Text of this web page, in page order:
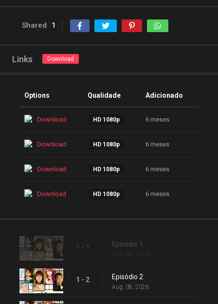
Shared 1
Links Download
Options Qualidade Adicionado
Download HD 1080p 6 meses
Download HD 1080p 6 meses
Download HD 1080p 6 meses
Download HD 1080p 6 meses
1 - 1 Episódio 1
1 - 2 Episódio 2
Aug. 08, 2026